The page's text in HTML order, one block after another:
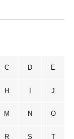
C D E
H I J
M N O
R S T